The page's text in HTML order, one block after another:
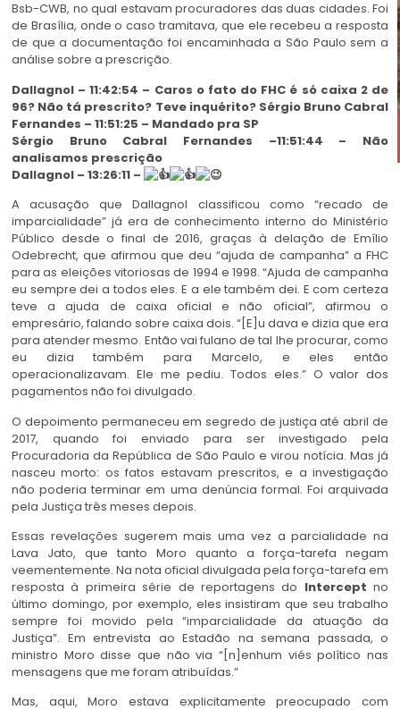
Bsb-CWB, no qual estavam procuradores das duas cidades. Foi
de Brasília, onde o caso tramitava, que ele recebeu a resposta
de que a documentação foi encaminhada a São Paulo sem a
análise sobre a prescrição.
Dallagnol – 11:42:54 – Caros o fato do FHC é só caixa 2 de
96? Não tá prescrito? Teve inquérito? Sérgio Bruno Cabral
Fernandes – 11:51:25 – Mandado pra SP
Sérgio Bruno Cabral Fernandes –11:51:44 – Não
analisamos prescrição
Dallagnol – 13:26:11 –
A acusação que Dallagnol classificou como “recado de
imparcialidade” já era de conhecimento interno do Ministério
Público desde o final de 2016, graças à delação de Emílio
Odebrecht, que afirmou que deu “ajuda de campanha” a FHC
para as eleições vitoriosas de 1994 e 1998. “Ajuda de campanha
eu sempre dei a todos eles. E a ele também dei. E com certeza
teve a ajuda de caixa oficial e não oficial”, afirmou o
empresário, falando sobre caixa dois. “[E]u dava e dizia que era
para atender mesmo. Então vai fulano de tal lhe procurar, como
eu dizia também para Marcelo, e eles então
operacionalizavam. Ele me pediu. Todos eles.” O valor dos
pagamentos não foi divulgado.
O depoimento permaneceu em segredo de justiça até abril de
2017, quando foi enviado para ser investigado pela
Procuradoria da República de São Paulo e virou notícia. Mas já
nasceu morto: os fatos estavam prescritos, e a investigação
não poderia terminar em uma denúncia formal. Foi arquivada
pela Justiça três meses depois.
Essas revelações sugerem mais uma vez a parcialidade na
Lava Jato, que tanto Moro quanto a força-tarefa negam
veementemente. Na nota oficial divulgada pela força-tarefa em
resposta à primeira série de reportagens do Intercept no
último domingo, por exemplo, eles insistiram que seu trabalho
sempre foi movido pela “imparcialidade da atuação da
Justiça”. Em entrevista ao Estadão na semana passada, o
ministro Moro disse que não via “[n]enhum viés político nas
mensagens que me foram atribuídas.”
Mas, aqui, Moro estava explicitamente preocupado com